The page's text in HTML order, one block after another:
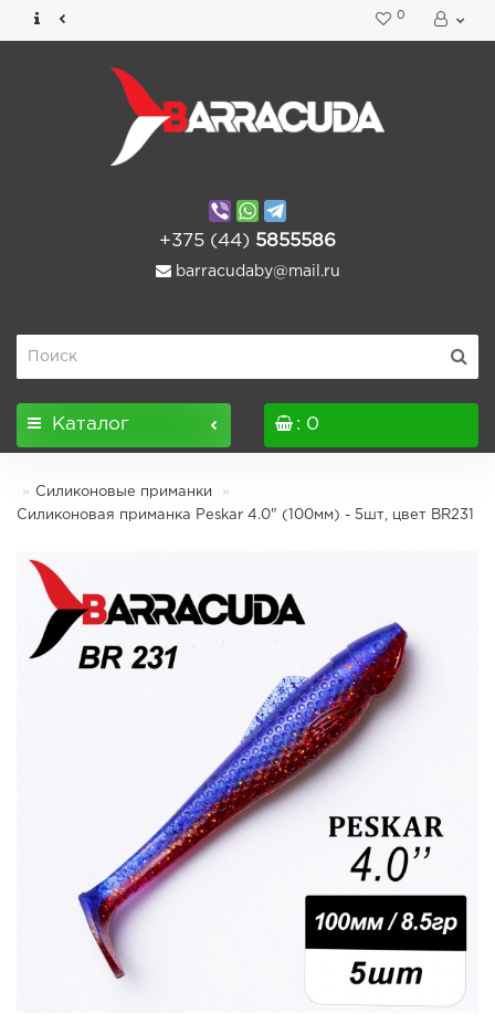
0
+375 (44) 5855586
barracudaby@mail.ru
Каталог : 0
Силиконовые приманки
Силиконовая приманка Peskar 4.0" (100мм) - 5шт, цвет BR231